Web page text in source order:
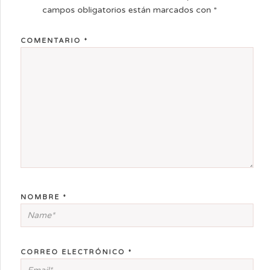
campos obligatorios están marcados con *
COMENTARIO *
NOMBRE *
CORREO ELECTRÓNICO *